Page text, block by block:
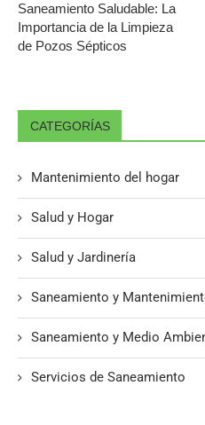
Saneamiento Saludable: La
Importancia de la Limpieza
de Pozos Sépticos
CATEGORÍAS
Mantenimiento del hogar
Salud y Hogar
Salud y Jardinería
Saneamiento y
Saneamiento y Medio
Servicios de Saneamiento